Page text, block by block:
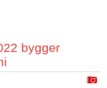
bygger